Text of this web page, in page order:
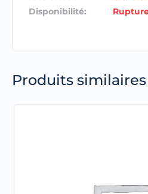
Disponibilité:
Produits similaires